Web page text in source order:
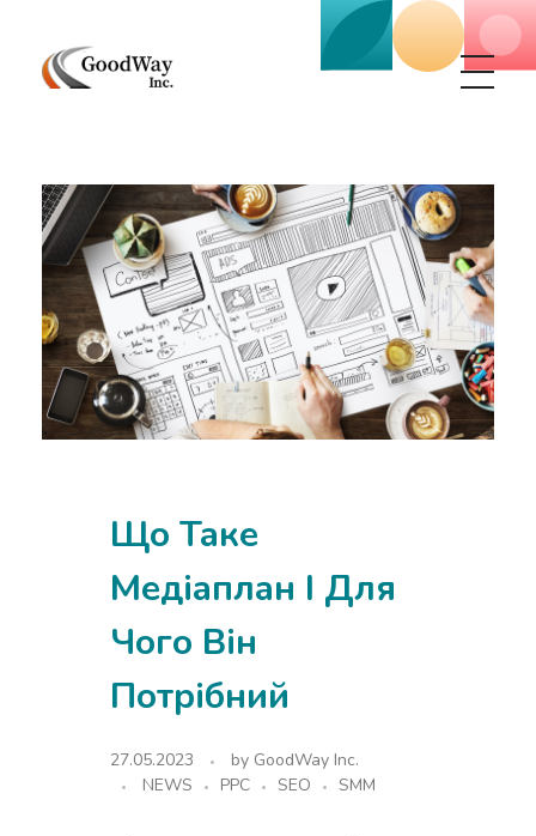
Що Таке
Медіаплан І Для
Чого Він
Потрібний
27.05.2023 by GoodWay Inc.
NEWS
PPC SEO SMM